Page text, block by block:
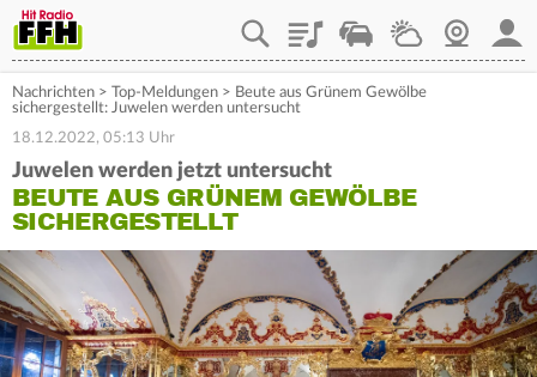
PlaylistStaupilotWetterWebcam
Nachrichten > Top-Meldungen > Beute aus Grünem Gewölbe
sichergestellt: Juwelen werden untersucht
18.12.2022, 05:13 Uhr
Juwelen werden jetzt untersucht
BEUTE AUS GRÜNEM GEWÖLBE
SICHERGESTELLT